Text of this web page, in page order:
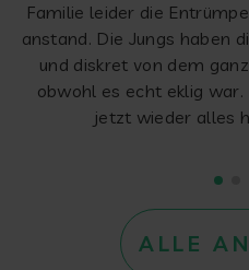
Familie leider die
anstand. Die Jungs haben
und diskret von dem
obwohl es echt eklig
jetzt wieder alles
ALLE